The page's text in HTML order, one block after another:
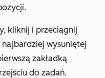
kliknij i przeciągnij
wysuniętej
zakładką
do zadań.